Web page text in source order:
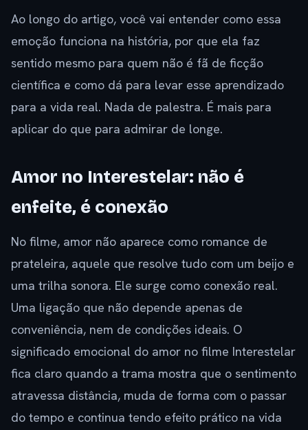
Ao longo do artigo, você vai entender como essa
emoção funciona na história, por que ela faz
sentido mesmo para quem não é fã de ficção
científica e como dá para levar esse aprendizado
para a vida real. Nada de palestra. É mais para
aplicar do que para admirar de longe.
Amor no Interestelar: não é
enfeite, é conexão
No filme, amor não aparece como romance de
prateleira, aquele que resolve tudo com um beijo e
uma trilha sonora. Ele surge como conexão real.
Uma ligação que não depende apenas de
conveniência, nem de condições ideais. O
significado emocional do amor no filme Interestelar
fica claro quando a trama mostra que o sentimento
atravessa distância, muda de forma com o passar
do tempo e continua tendo efeito prático na vida